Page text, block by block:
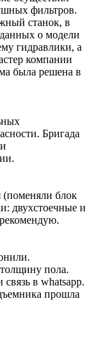
фильтров.
станок, в
о модели
гидравлики, а
компании
была решена в
Бригада
блок
двухстоечные и
пола.
в whatsapp.
прошла